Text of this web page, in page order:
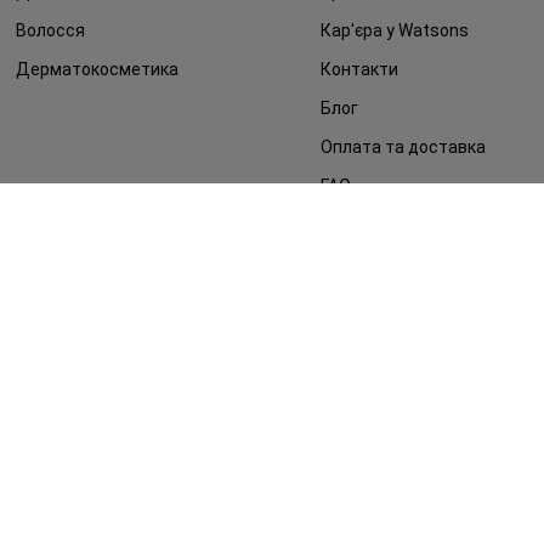
Волосся
Дерматокосметика
Кар'єра у Watsons
Контакти
Блог
Оплата та доставка
FAQ